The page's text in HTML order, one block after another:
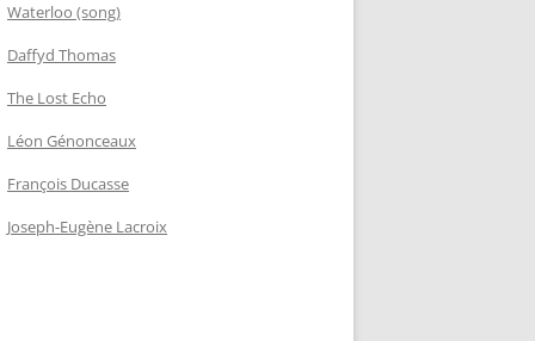
Waterloo (song)
Daffyd Thomas
The Lost Echo
Léon Génonceaux
François Ducasse
Joseph-Eugène Lacroix